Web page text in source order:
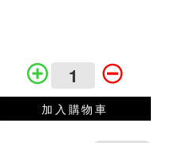
加入購物車